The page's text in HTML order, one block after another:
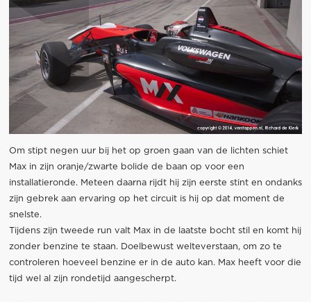
Om stipt negen uur bij het op groen gaan van de lichten schiet
Max in zijn oranje/zwarte bolide de baan op voor een
installatieronde. Meteen daarna rijdt hij zijn eerste stint en ondanks
zijn gebrek aan ervaring op het circuit is hij op dat moment de
snelste.
Tijdens zijn tweede run valt Max in de laatste bocht stil en komt hij
zonder benzine te staan. Doelbewust welteverstaan, om zo te
controleren hoeveel benzine er in de auto kan. Max heeft voor die
tijd wel al zijn rondetijd aangescherpt.